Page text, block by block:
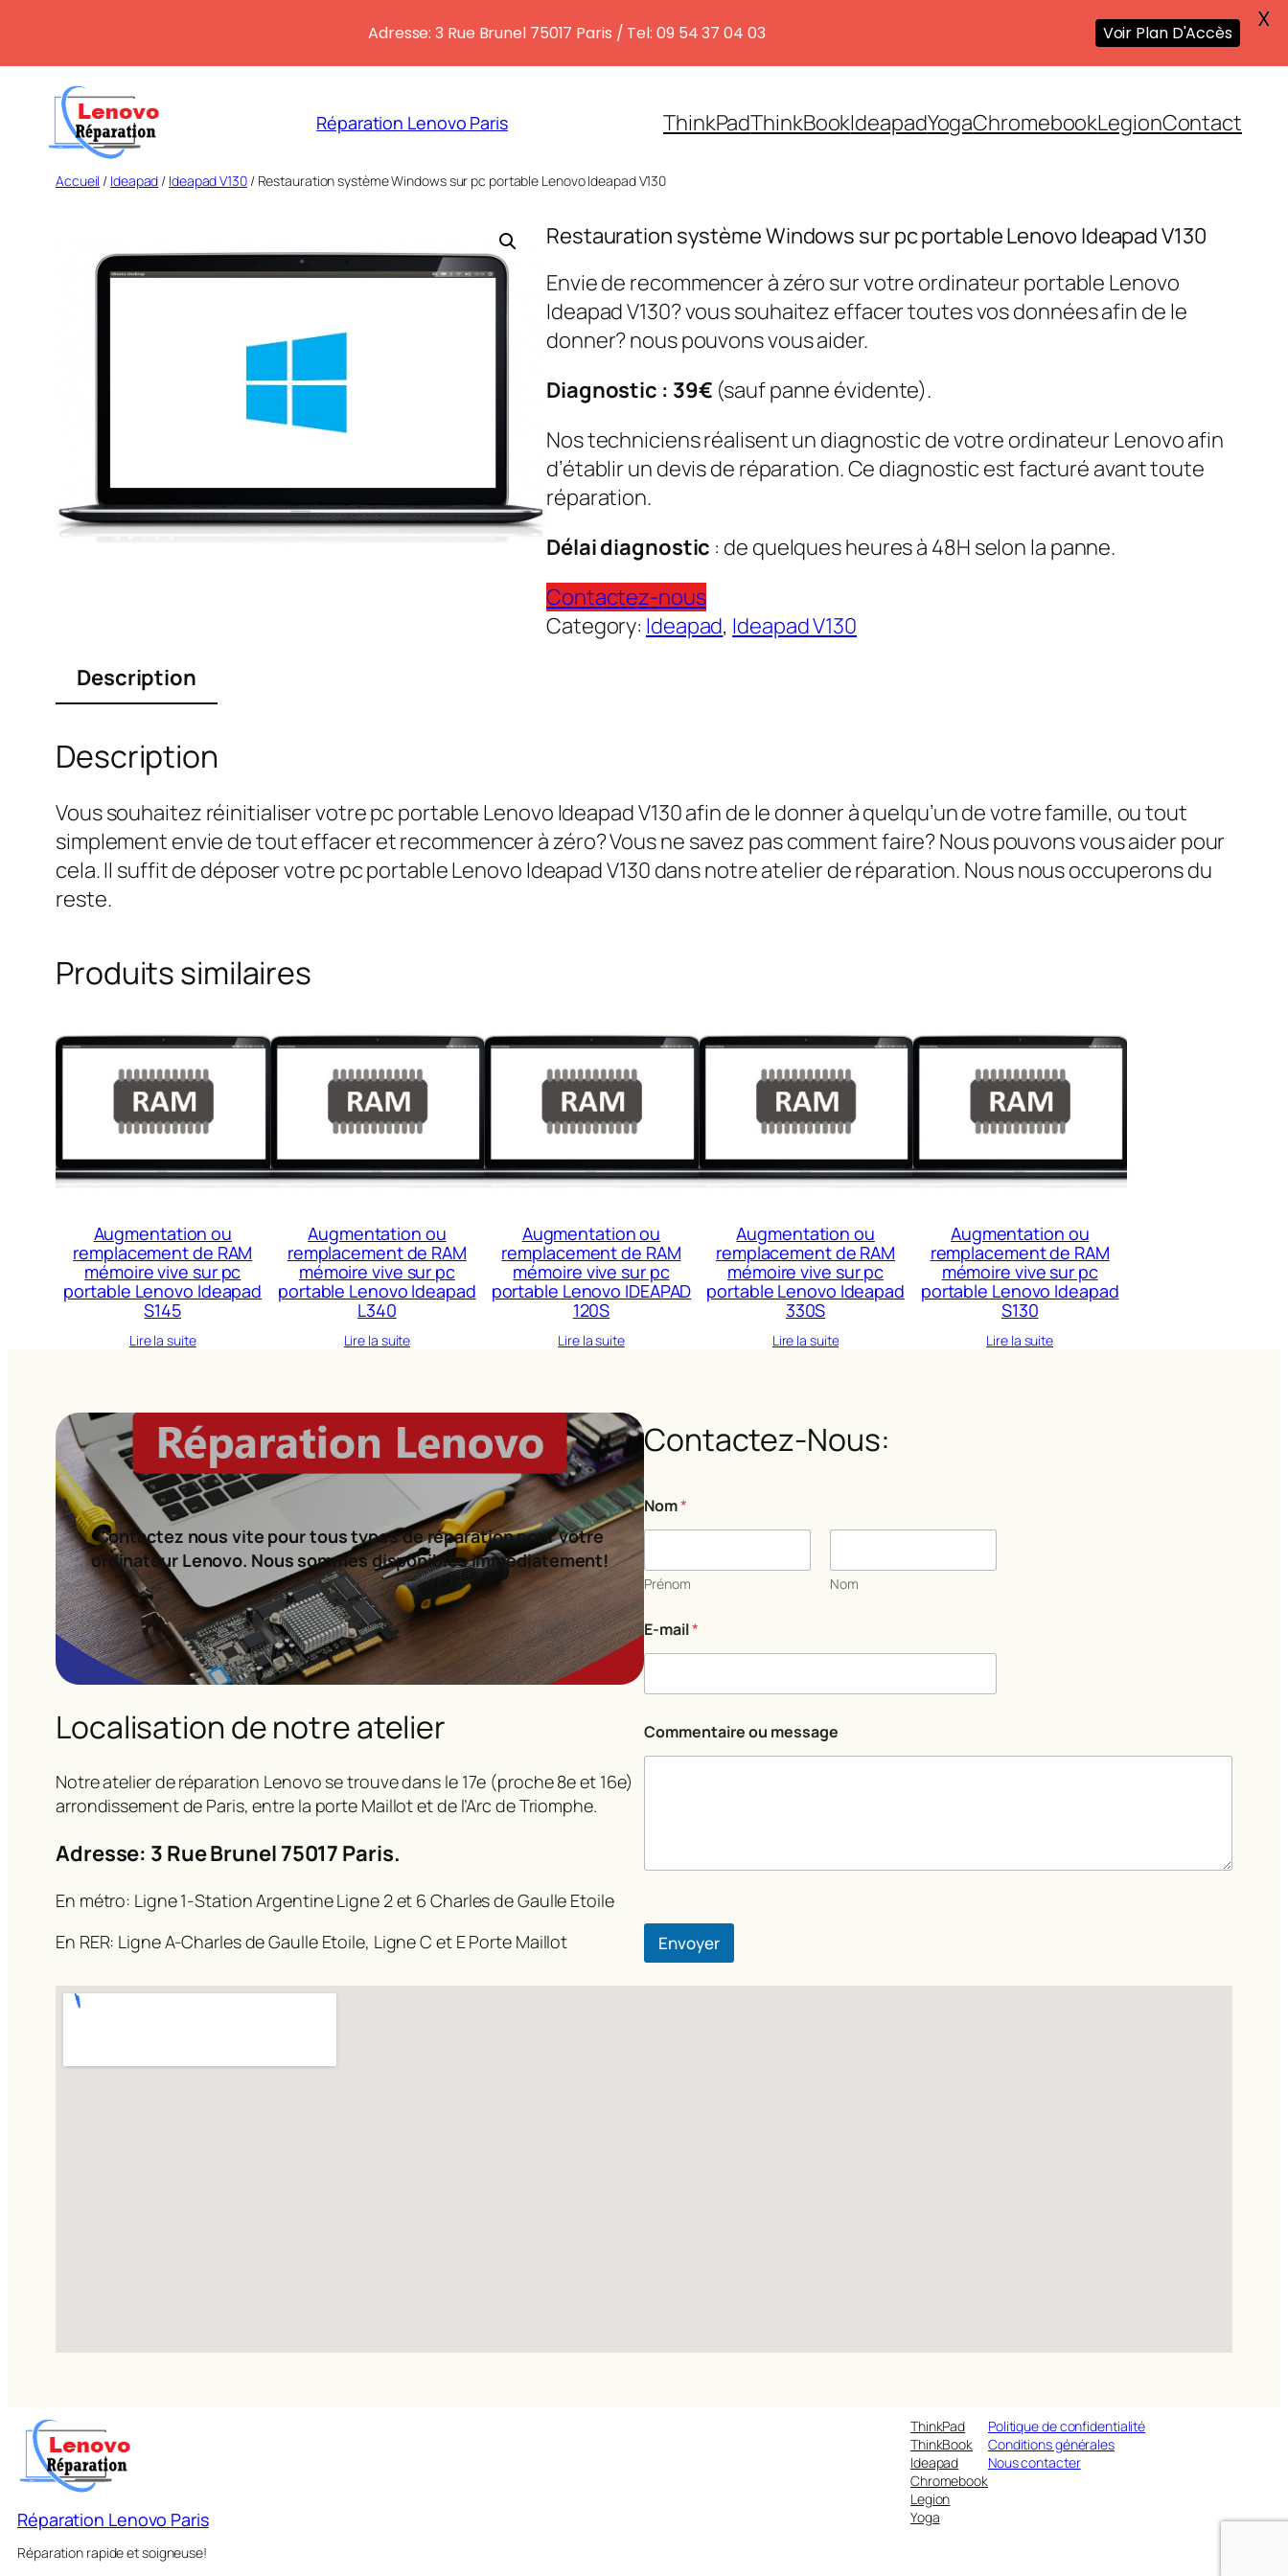
contenu
Réparation Lenovo Paris ThinkPadThinkBookIdeapadYogaChromebookLegionContact
Accueil / Ideapad / Ideapad V130/ Restauration système Windows sur pc portable Lenovo Ideapad V130
Restauration système Windows sur pc portable Lenovo Ideapad V130
Envie de recommencer à zéro sur votre ordinateur portable Lenovo
Ideapad V130? vous souhaitez effacer toutes vos données afin de le
donner? nous pouvons vous aider.
Diagnostic : 39€ (sauf panne évidente).
Nos techniciens réalisent un diagnostic de votre ordinateur Lenovo afin
d’établir un devis de réparation. Ce diagnostic est facturé avant toute
réparation.
Délai diagnostic : de quelques heures à 48H selon la panne.
Contactez-nous
Category: Ideapad, Ideapad V130
Description
Description
Vous souhaitez réinitialiser votre pc portable Lenovo Ideapad V130 afin de le donner à quelqu’un de votre famille, ou tout
simplement envie de tout effacer et recommencer à zéro? Vous ne savez pas comment faire? Nous pouvons vous aider pour
cela. Il suffit de déposer votre pc portable Lenovo Ideapad V130 dans notre atelier de réparation. Nous nous occuperons du
reste.
Produits similaires
Augmentation ou
remplacement de RAM
mémoire vive sur pc
portable Lenovo Ideapad
S145
Lire la suite
Augmentation ou
remplacement de RAM
mémoire vive sur pc
portable Lenovo Ideapad
L340
Lire la suite
Augmentation ou
remplacement de RAM
mémoire vive sur pc
portable Lenovo IDEAPAD
120S
Lire la suite
Augmentation ou
remplacement de RAM
mémoire vive sur pc
portable Lenovo Ideapad
330S
Lire la suite
Augmentation ou
remplacement de RAM
mémoire vive sur pc
portable Lenovo Ideapad
S130
Lire la suite
Contactez nous vite pour tous types de réparation pour votre
ordinateur Lenovo. Nous sommes disponibles immédiatement!
Localisation de notre atelier
Notre atelier de réparation Lenovo se trouve dans le 17e (proche 8e et 16e)
arrondissement de Paris, entre la porte Maillot et de l’Arc de Triomphe.
Adresse: 3 Rue Brunel 75017 Paris.
En métro: Ligne 1-Station Argentine Ligne 2 et 6 Charles de Gaulle Etoile
En RER: Ligne A-Charles de Gaulle Etoile, Ligne C et E Porte Maillot
Contactez-Nous:
Nom*
Prénom Nom
o
m
e
t
a
i
o
e
t
E-mail*
Commentaire ou message
Envoyer
Réparation Lenovo Paris
Réparation rapide et soigneuse!
ThinkPad
ThinkBook
Ideapad
Chromebook
Legion
Yoga
Politique de confidentialité
Conditions générales
Nous contacter
Adresse: 3 Rue Brunel 75017 Paris / Tel: 09 54 37 04 03 Voir Plan D'Accès X